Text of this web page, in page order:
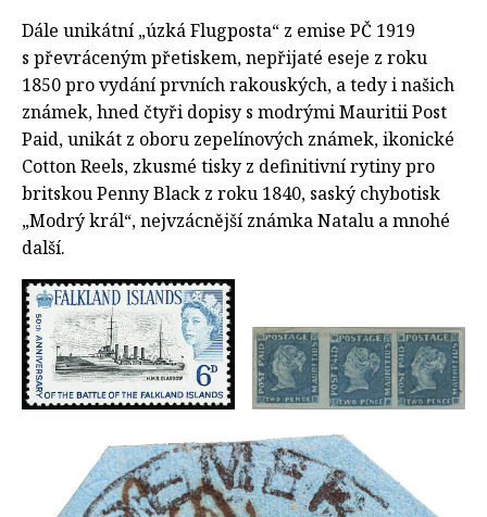
Dále unikátní „úzká Flugposta“ z emise PČ 1919
s převráceným přetiskem, nepřijaté eseje z roku
1850 pro vydání prvních rakouských, a tedy i našich
známek, hned čtyři dopisy s modrými Mauritii Post
Paid, unikát z oboru zepelínových známek, ikonické
Cotton Reels, zkusmé tisky z definitivní rytiny pro
britskou Penny Black z roku 1840, saský chybotisk
„Modrý král“, nejvzácnější známka Natalu a mnohé
další.